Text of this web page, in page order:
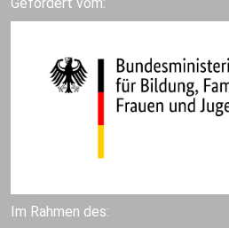
Im Rahmen des: